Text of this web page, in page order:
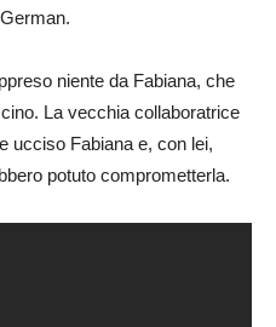
niente da Fabiana, che
La vecchia collaboratrice
ucciso Fabiana e, con lei,
potuto comprometterla.